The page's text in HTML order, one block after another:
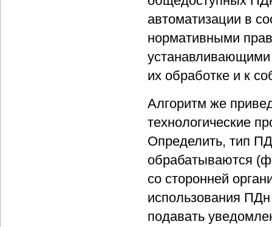
автоматизации в
нормативными
устанавливающими
их обработке и к
Алгоритм же
технологические
Определить, тип
обрабатываются
со сторонней
использования
подавать